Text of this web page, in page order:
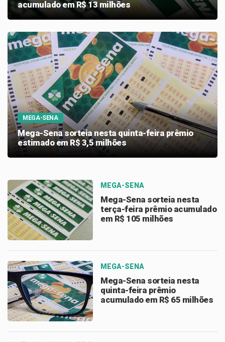
acumulado em R$ 13 milhões
MEGA-SENA
Mega-Sena sorteia nesta quinta-feira prêmio
estimado em R$ 3,5 milhões
MEGA-SENA
Mega-Sena sorteia nesta
terça-feira prêmio acumulado
em R$ 105 milhões
MEGA-SENA
Mega-Sena sorteia nesta
quinta-feira prêmio
acumulado em R$ 65 milhões